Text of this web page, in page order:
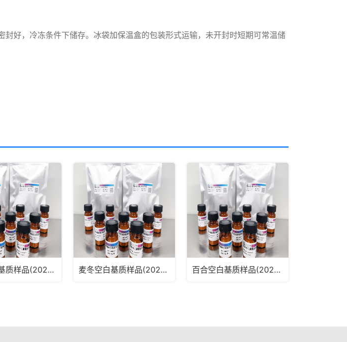
好，冷冻条件下储存。冰袋加保温盒的包装形式运输，未开封时短期可常温储
三七空白基质样品(2025版药典通则2341第五法、第六法)MRM2182 麦冬空白基质样品(2025版药典通则2341第五法、第六法)MRM2181 百合空白基质样品(2025版药典通则2341第五法、第六法)MRM2180